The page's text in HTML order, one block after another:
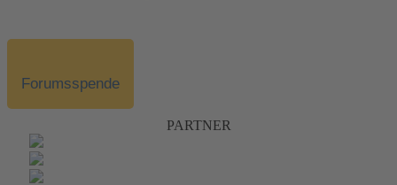
Forumsspende
PARTNER